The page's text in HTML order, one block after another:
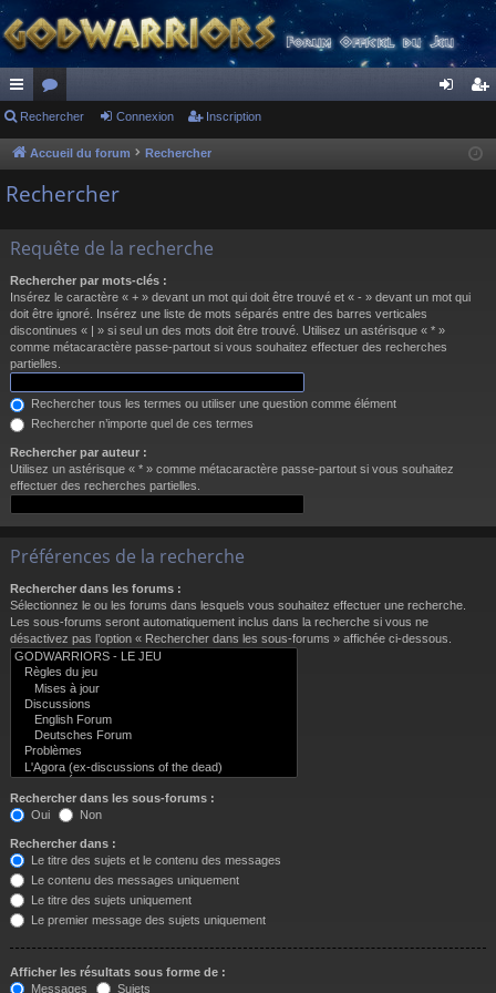
ac
co
ur
s
or
u
m
cri
Rechercher Connexion Inscription
Accueil du forum Rechercher
Rechercher
Requête de la recherche
Rechercher par mots-clés :
Insérez le caractère « + » devant un mot qui doit être trouvé et « - » devant un mot qui
doit être ignoré. Insérez une liste de mots séparés entre des barres verticales
discontinues « | » si seul un des mots doit être trouvé. Utilisez un astérisque « * »
comme métacaractère passe-partout si vous souhaitez effectuer des recherches
partielles.
Rechercher tous les termes ou utiliser une question comme élément
Rechercher n’importe quel de ces termes
Rechercher par auteur :
Utilisez un astérisque « * » comme métacaractère passe-partout si vous souhaitez
effectuer des recherches partielles.
Préférences de la recherche
Rechercher dans les forums :
Sélectionnez le ou les forums dans lesquels vous souhaitez effectuer une recherche.
Les sous-forums seront automatiquement inclus dans la recherche si vous ne
désactivez pas l’option « Rechercher dans les sous-forums » affichée ci-dessous.
Rechercher dans les sous-forums :
Oui
Non
Rechercher dans :
Le titre des sujets et le contenu des messages
Le contenu des messages uniquement
Le titre des sujets uniquement
Le premier message des sujets uniquement
Afficher les résultats sous forme de :
Messages
Sujets